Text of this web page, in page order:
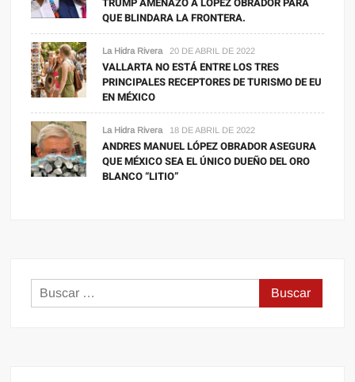
QUE BLINDARA LA FRONTERA.
La Hidra Rivera 20 DE ABRIL DE 2022
VALLARTA NO ESTÁ ENTRE LOS TRES
PRINCIPALES RECEPTORES DE TURISMO DE EU
EN MÉXICO
La Hidra Rivera 18 DE ABRIL DE 2022
ANDRES MANUEL LÓPEZ OBRADOR ASEGURA
QUE MÉXICO SEA EL ÚNICO DUEÑO DEL ORO
BLANCO “LITIO”
Buscar: